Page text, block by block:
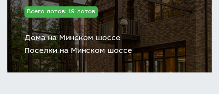
Всего лотов: 19 лотов
Дома на Минском шоссе
Поселки на Минском шоссе